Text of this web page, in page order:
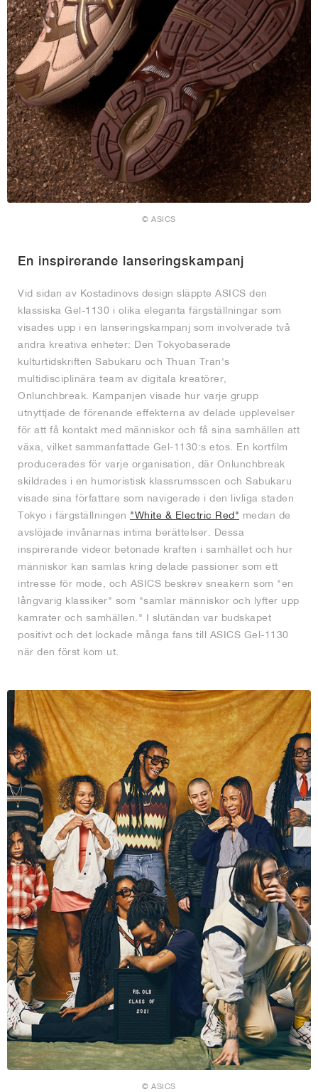
© ASICS
En inspirerande lanseringskampanj
Vid sidan av Kostadinovs design släppte ASICS den
klassiska Gel-1130 i olika eleganta färgställningar som
visades upp i en lanseringskampanj som involverade två
andra kreativa enheter: Den Tokyobaserade
kulturtidskriften Sabukaru och Thuan Tran's
multidisciplinära team av digitala kreatörer,
Onlunchbreak. Kampanjen visade hur varje grupp
utnyttjade de förenande effekterna av delade upplevelser
för att få kontakt med människor och få sina samhällen att
växa, vilket sammanfattade Gel-1130:s etos. En kortfilm
producerades för varje organisation, där Onlunchbreak
skildrades i en humoristisk klassrumsscen och Sabukaru
visade sina författare som navigerade i den livliga staden
Tokyo i färgställningen "White & Electric Red" medan de
avslöjade invånarnas intima berättelser. Dessa
inspirerande videor betonade kraften i samhället och hur
människor kan samlas kring delade passioner som ett
intresse för mode, och ASICS beskrev sneakern som "en
långvarig klassiker" som "samlar människor och lyfter upp
kamrater och samhällen." I slutändan var budskapet
positivt och det lockade många fans till ASICS Gel-1130
när den först kom ut.
© ASICS